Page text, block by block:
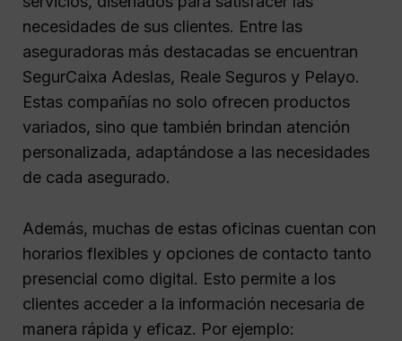
necesidades de sus clientes. Entre las
aseguradoras más destacadas se encuentran
SegurCaixa Adeslas, Reale Seguros y Pelayo.
Estas compañías no solo ofrecen productos
variados, sino que también brindan atención
personalizada, adaptándose a las necesidades
de cada asegurado.
Además, muchas de estas oficinas cuentan con
horarios flexibles y opciones de contacto tanto
presencial como digital. Esto permite a los
clientes acceder a la información necesaria de
manera rápida y eficaz. Por ejemplo: